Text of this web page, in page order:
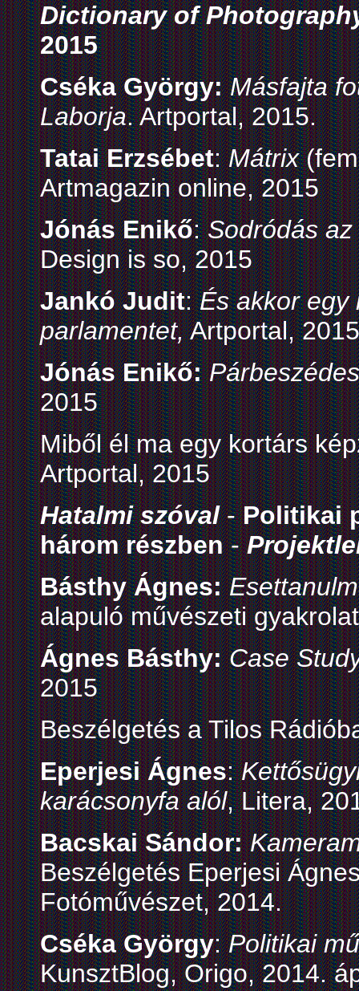
Dictionary of
2015
Cséka György:Másfajta
Laborja. Artportal, 2015.
Tatai Erzsébet:Mátrix
Artmagazin online, 2015
Jónás Enikő:Sodródás
Design is so, 2015
Jankó Judit:És akkor egy
parlamentet,Artportal,
Jónás Enikő:
2015
Miből él ma egy kortárs
Artportal, 2015
Hatalmi szóval-Politikai
három részben-
Básthy Ágnes:
alapuló művészeti
Ágnes Básthy: Case
2015
Beszélgetés a Tilos
Eperjesi Ágnes:
karácsonyfa alól, Litera,
Bacskai Sándor:
Beszélgetés Eperjesi
Fotóművészet, 2014.
Cséka György:Politikai
KunsztBlog, Origo, 2014.